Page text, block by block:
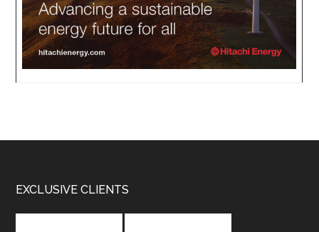
Footer
EXCLUSIVE CLIENTS